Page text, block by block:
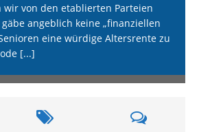
wir von den etablierten Parteien
angeblich keine „finanziellen
eine würdige Altersrente zu
[...]